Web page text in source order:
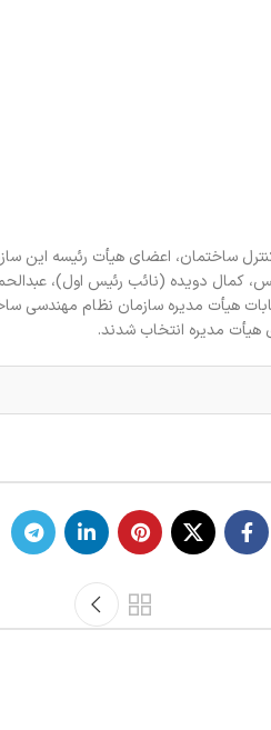
مهندسی و کنترل ساختمان، اعضای هیأت
کمال دویده (نائب رئیس اول)،
هیأت مدیره سازمان نظام مهندسی